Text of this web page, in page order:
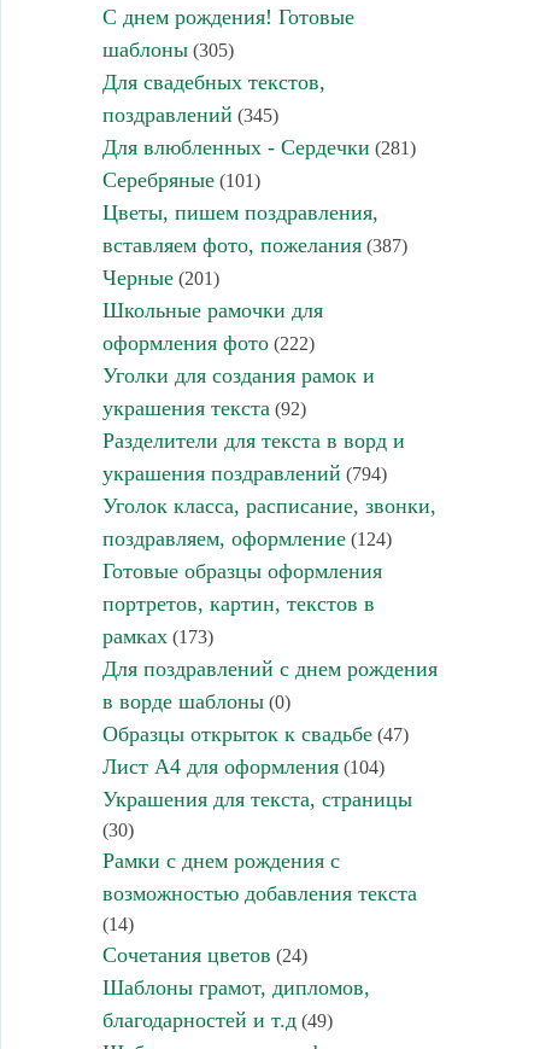
С днем рождения! Готовые
шаблоны(305)
Для свадебных текстов,
поздравлений (345)
Для влюбленных - Сердечки (281)
Серебряные(101)
Цветы, пишем поздравления,
вставляем фото, пожелания(387)
Черные(201)
Школьные рамочки для
оформления фото(222)
Уголки для создания рамок и
украшения текста (92)
Разделители для текста в ворд и
украшения поздравлений (794)
Уголок класса, расписание, звонки,
поздравляем, оформление(124)
Готовые образцы оформления
портретов, картин, текстов в
рамках(173)
Для поздравлений с днем рождения
в ворде шаблоны(0)
Образцы открыток к свадьбе(47)
Лист А4 для оформления(104)
Украшения для текста, страницы
(30)
Рамки с днем рождения с
возможностью добавления текста
(14)
Сочетания цветов (24)
Шаблоны грамот, дипломов,
благодарностей и т.д(49)